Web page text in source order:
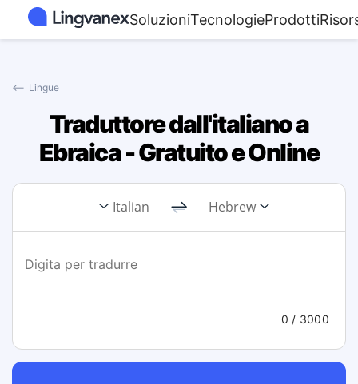
SoluzioniTecnologieProdotti
⟵ Lingue
Traduttore dall'italiano a
Ebraica - Gratuito e Online
Italian Hebrew
0 / 3000